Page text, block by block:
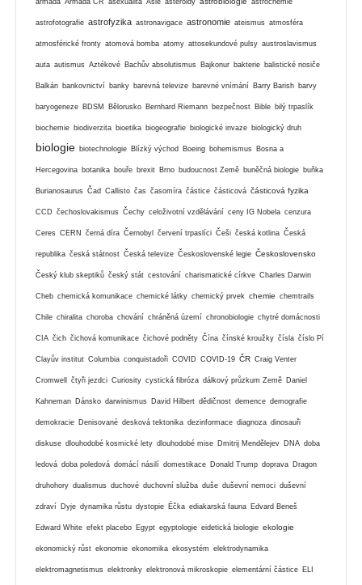
astrofotografie astrofyzika astronavigace astronomie ateismus atmosféra
atmosférické fronty atomová bomba atomy attosekundové pulsy austroslavismus
auta autismus Aztékové Bachův absolutismus Bajkonur bakterie balistické nosiče
Balkán bankovnictví banky barevná televize barevné vnímání Barry Barish barvy
baryogeneze BDSM Bělorusko Bernhard Riemann bezpečnost Bible bilý trpaslík
biochemie biodiverzita bioetika biogeografie biologické invaze biologický druh
biologie biotechnologie Blízký východ Boeing bohemismus Bosna a
Hercegovina botanika bouře brexit Brno budoucnost Země buněčná biologie buňka
Burianosaurus Čad Callisto čas časomíra částice částicová částicová fyzika
CCD čechoslovakismus Čechy celoživotní vzdělávání ceny IG Nobela cenzura
Ceres CERN černá díra Černobyl červení trpaslíci Češi česká kotlina Česká
republika česká státnost Česká televize Československé legie Československo
Český klub skeptiků český stát cestování charismatické církve Charles Darwin
Cheb chemická komunikace chemické látky chemický prvek chemie chemtrails
Chile chiralita choroba chování chráněná území chronobiologie chytré domácnosti
CIA čich čichová komunikace čichové podněty Čína čínské kroužky čísla číslo Pí
Clayův institut Columbia conquistadoři COVID COVID-19 ČR Craig Venter
Cromwell čtyři jezdci Curiosity cystická fibróza dálkový průzkum Země Daniel
Kahneman Dánsko darwinismus David Hilbert dědičnost demence demografie
demokracie Denisované desková tektonika dezinformace diagnoza dinosauři
diskuse dlouhodobé kosmické lety dlouhodobé mise Dmitrij Mendělejev DNA doba
ledová doba poledová domácí násilí domestikace Donald Trump doprava Dragon
druhohory dualismus duchové duchovní služba duše duševní nemoci duševní
zdraví Dyje dynamika růstu dystopie Éčka ediakarská fauna Edvard Beneš
Edward White efekt placebo Egypt egyptologie eidetická biologie ekologie
ekonomický růst ekonomie ekonomika ekosystém elektrodynamika
elektromagnetismus elektronky elektronová mikroskopie elementární částice ELI